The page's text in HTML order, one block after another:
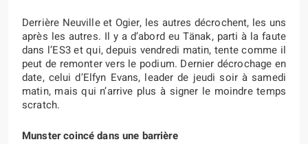
Derrière Neuville et Ogier, les autres décrochent, les uns
après les autres. Il y a d’abord eu Tänak, parti à la faute
dans l’ES3 et qui, depuis vendredi matin, tente comme il
peut de remonter vers le podium. Dernier décrochage en
date, celui d’Elfyn Evans, leader de jeudi soir à samedi
matin, mais qui n’arrive plus à signer le moindre temps
scratch.
Munster coincé dans une barrière